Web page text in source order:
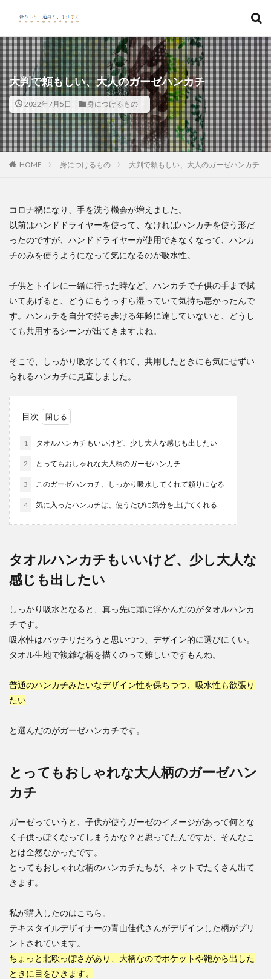
大判で頼もしい、大人のガーゼハンカチ
2022年7月5日 身につけるもの
HOME 身につけるもの 大判で頼もしい、大人のガーゼハンカチ
コロナ禍になり、手を洗う機会が増えました。
以前はハンドドライヤーを使って、なければハンカチを使う形だ
ったのですが、ハンドドライヤーが使用できなくなって、ハンカ
チのみを使うようになって気になるのが吸水性。
子供とトイレに一緒に行った時など、ハンカチで子供の手まで拭
いてあげると、どうにもうっすら湿っていて気持ち悪かったんで
す。ハンカチを自分で持ち歩ける年齢に達していないと、どうし
ても共用するシーンが出てきますよね。
そこで、しっかり吸水してくれて、共用したときにも気にせずい
られるハンカチに見直しました。
目次
1 タオルハンカチもいいけど、少し大人な感じも出したい
2 とってもおしゃれな大人柄のガーゼハンカチ
3 このガーゼハンカチ、しっかり吸水してくれて頼りになる
4 気に入ったハンカチは、使うたびに気分を上げてくれる
タオルハンカチもいいけど、少し大人な
感じも出したい
しっかり吸水となると、真っ先に頭に浮かんだのがタオルハンカ
チです。
吸水性はバッチリだろうと思いつつ、デザイン的に選びにくい。
タオル生地で複雑な柄を描くのって難しいですもんね。
普通のハンカチみたいなデザイン性を保ちつつ、吸水性も欲張り
たい
と選んだのがガーゼハンカチです。
とってもおしゃれな大人柄のガーゼハン
カチ
ガーゼっていうと、子供が使うガーゼのイメージがあって何とな
く子供っぽくなってしまうかな？と思ってたんですが、そんなこ
とは全然なかったです。
とってもおしゃれな柄のハンカチたちが、ネットでたくさん出て
きます。
私が購入したのはこちら。
テキスタイルデザイナーの青山佳代さんがデザインした柄がプリ
ントされています。
ちょっと北欧っぽさがあり、大柄なのでポケットや鞄から出した
ときに目をひきます。
カテゴリー
検索